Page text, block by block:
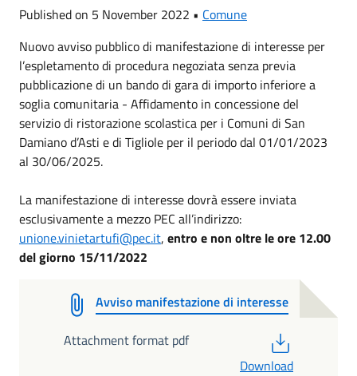
Published on 5 November 2022 • Comune
Nuovo avviso pubblico di manifestazione di interesse per
l’espletamento di procedura negoziata senza previa
pubblicazione di un bando di gara di importo inferiore a
soglia comunitaria - Affidamento in concessione del
servizio di ristorazione scolastica per i Comuni di San
Damiano d’Asti e di Tigliole per il periodo dal 01/01/2023
al 30/06/2025.
La manifestazione di interesse dovrà essere inviata
esclusivamente a mezzo PEC all’indirizzo:
unione.vinietartufi@pec.it, entro e non oltre le ore 12.00
del giorno 15/11/2022
Avviso manifestazione di interesse
Attachment format pdf
Download